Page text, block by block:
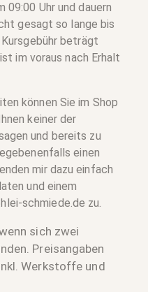
09:00 Uhr und dauern
gesagt so lange bis
beträgt
im voraus nach Erhalt
können Sie im Shop
keiner der
und bereits zu
einen
mir dazu einfach
und einem
schmiede.de zu.
sich zwei
Preisangaben
Werkstoffe und